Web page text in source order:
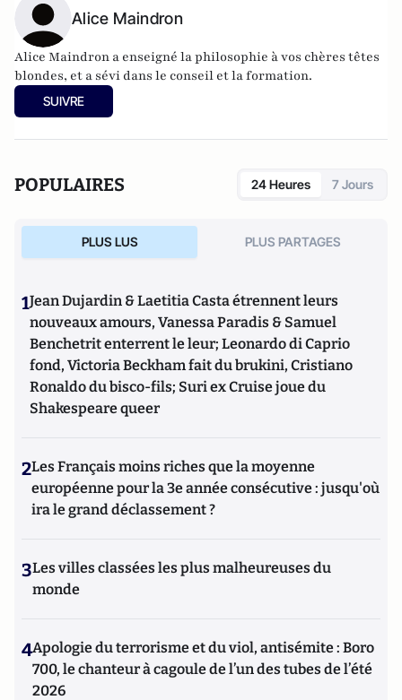
Alice Maindron
Alice Maindron a enseigné la philosophie à vos chères têtes
blondes, et a sévi dans le conseil et la formation.
SUIVRE
POPULAIRES 24 Heures 7 Jours
PLUS LUS PLUS PARTAGES
1Jean Dujardin & Laetitia Casta étrennent leurs
nouveaux amours, Vanessa Paradis & Samuel
Benchetrit enterrent le leur; Leonardo di Caprio
fond, Victoria Beckham fait du brukini, Cristiano
Ronaldo du bisco-fils; Suri ex Cruise joue du
Shakespeare queer
2Les Français moins riches que la moyenne
européenne pour la 3e année consécutive : jusqu'où
ira le grand déclassement ?
3Les villes classées les plus malheureuses du
monde
4Apologie du terrorisme et du viol, antisémite : Boro
700, le chanteur à cagoule de l’un des tubes de l’été
2026